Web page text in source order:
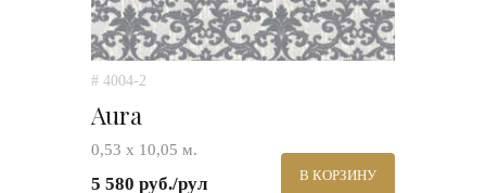
# 4004-2
Aura
0,53 х 10,05 м.
5 580 руб./рул В КОРЗИНУ